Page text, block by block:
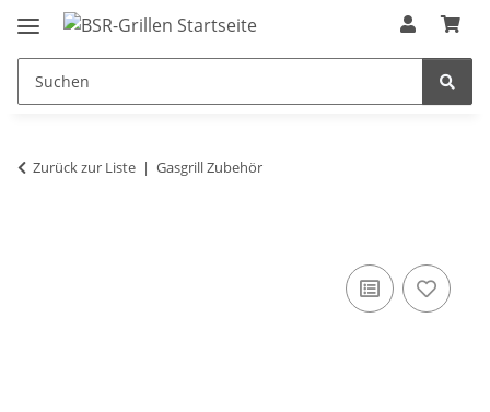
Zurück zur Liste Gasgrill Zubehör